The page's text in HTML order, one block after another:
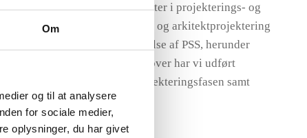
Om
og til at analysere
for sociale medier,
oplysninger, du har givet
herunder aktiviteter i projekterings- og
eget arkitektteam udført design og arkitektprojektering
udførelse af overordnet ledelse af PSS, herunder
på pladsen. Derudover har vi udført
og IKT-ledelse i projekteringsfasen samt
2